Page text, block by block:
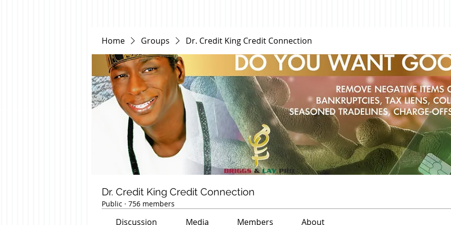
Home Groups Dr. Credit King Credit Connection
Dr. Credit King Credit Connection
Public · 756 members
Discussion Media Members About